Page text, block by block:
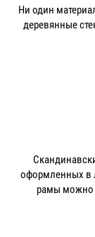
Ни один
деревянные
оформленных в
рамы можно